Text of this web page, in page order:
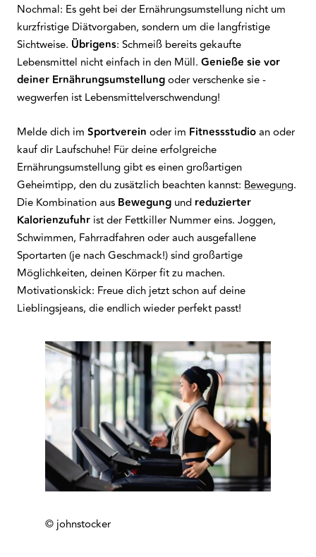
Nochmal: Es geht bei der Ernährungsumstellung nicht um
kurzfristige Diätvorgaben, sondern um die langfristige
Sichtweise. Übrigens: Schmeiß bereits gekaufte
Lebensmittel nicht einfach in den Müll. Genieße sie vor
deiner Ernährungsumstellungoder verschenke sie -
wegwerfen ist Lebensmittelverschwendung!
Melde dich im Sportverein oder im Fitnessstudioan oder
kauf dir Laufschuhe! Für deine erfolgreiche
Ernährungsumstellung gibt es einen großartigen
Geheimtipp, den du zusätzlich beachten kannst: Bewegung.
Die Kombination aus Bewegung und reduzierter
Kalorienzufuhr ist der Fettkiller Nummer eins. Joggen,
Schwimmen, Fahrradfahren oder auch ausgefallene
Sportarten (je nach Geschmack!) sind großartige
Möglichkeiten, deinen Körper fit zu machen.
Motivationskick: Freue dich jetzt schon auf deine
Lieblingsjeans, die endlich wieder perfekt passt!
© johnstocker